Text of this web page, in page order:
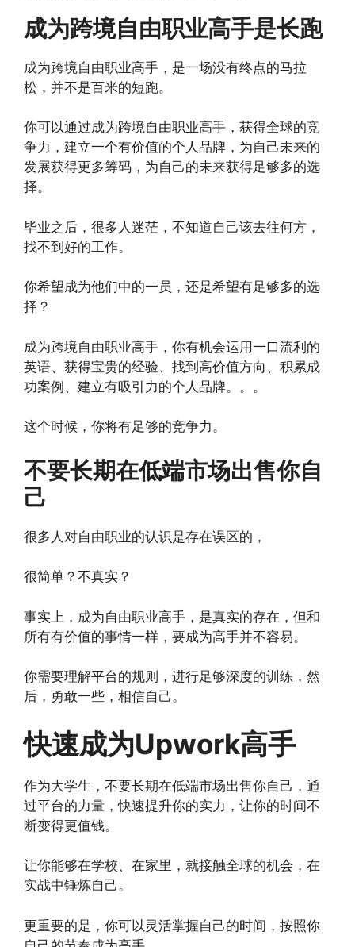
成为跨境自由职业高手是长跑
成为跨境自由职业高手，是一场没有终点的马拉
松，并不是百米的短跑。
你可以通过成为跨境自由职业高手，获得全球的竞
争力，建立一个有价值的个人品牌，为自己未来的
发展获得更多筹码，为自己的未来获得足够多的选
择。
毕业之后，很多人迷茫，不知道自己该去往何方，
找不到好的工作。
你希望成为他们中的一员，还是希望有足够多的选
择？
成为跨境自由职业高手，你有机会运用一口流利的
英语、获得宝贵的经验、找到高价值方向、积累成
功案例、建立有吸引力的个人品牌。。。
这个时候，你将有足够的竞争力。
不要长期在低端市场出售你自
己
很多人对自由职业的认识是存在误区的，
很简单？不真实？
事实上，成为自由职业高手，是真实的存在，但和
所有有价值的事情一样，要成为高手并不容易。
你需要理解平台的规则，进行足够深度的训练，然
后，勇敢一些，相信自己。
快速成为Upwork高手
作为大学生，不要长期在低端市场出售你自己，通
过平台的力量，快速提升你的实力，让你的时间不
断变得更值钱。
让你能够在学校、在家里，就接触全球的机会，在
实战中锤炼自己。
更重要的是，你可以灵活掌握自己的时间，按照你